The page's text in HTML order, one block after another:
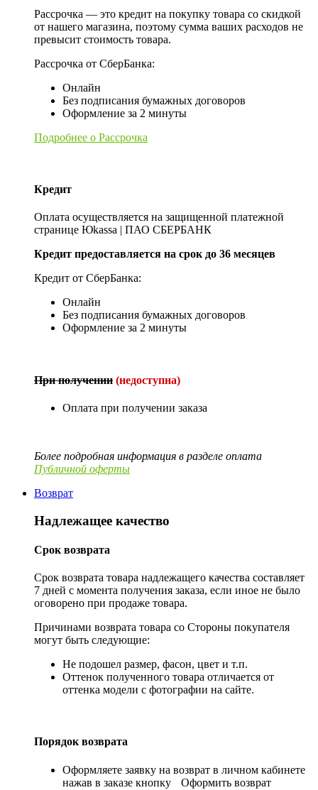
Рассрочка — это кредит на покупку товара со скидкой
от нашего магазина, поэтому сумма ваших расходов не
превысит стоимость товара.
Рассрочка от СберБанка:
Онлайн
Без подписания бумажных договоров
Оформление за 2 минуты
Подробнее о Рассрочка
Кредит
Оплата осуществляется на защищенной платежной
странице Юkassa | ПАО СБЕРБАНК
Кредит предоставляется на срок до 36 месяцев
Кредит от СберБанка:
Онлайн
Без подписания бумажных договоров
Оформление за 2 минуты
При получении (недоступна)
Оплата при получении заказа
Более подробная информация в разделе оплата
Публичной оферты
Возврат
Надлежащее качество
Срок возврата
Срок возврата товара надлежащего качества составляет
7 дней с момента получения заказа, если иное не было
оговорено при продаже товара.
Причинами возврата товара со Стороны покупателя
могут быть следующие:
Не подошел размер, фасон, цвет и т.п.
Оттенок полученного товара отличается от
оттенка модели с фотографии на сайте.
Порядок возврата
Оформляете заявку на возврат в личном кабинете
нажав в заказе кнопку
Оформить возврат